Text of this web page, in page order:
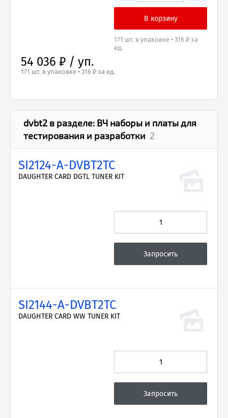
171 шт. в упаковке • 316 ₽ за
ед.
54 036 ₽ / уп.
171 шт. в упаковке • 316 ₽ за ед.
dvbt2 в разделе: ВЧ наборы и платы для
тестирования и разработки 2
SI2124-A-DVBT2TC
DAUGHTER CARD DGTL TUNER KIT
SI2144-A-DVBT2TC
DAUGHTER CARD WW TUNER KIT